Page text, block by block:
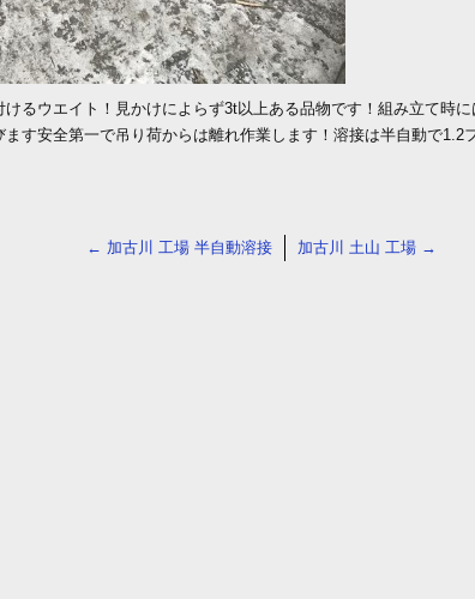
るウエイト！見かけによらず3t以上ある品物です！組み立て時
ます安全第一で吊り荷からは離れ作業します！溶接は半自動で1.2
← 加古川 工場 半自動溶接 加古川 土山 工場 →